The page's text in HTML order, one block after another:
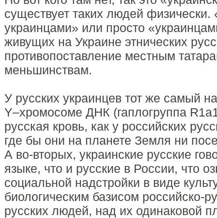
существует таких людей физически.
украинцами» или просто
живущих на Украине этнических
противопоставление местным
меньшинствам.
У русских украинцев тот же самый
Y–хромосоме ДНК (гаплогруппа
русская кровь, как у российских
где бы они на планете Земля ни
А во-вторых, украинские русские
языке, что и русские в России, что
социальной надстройки в виде
биологическим базисом российско-
русских людей, над их одинаковой